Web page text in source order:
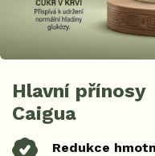
Hlavní přínosy
Caigua
Redukce